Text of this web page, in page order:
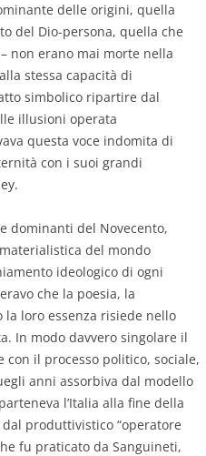
delle origini, quella
del Dio-persona, quella che
non erano mai morte nella
stessa capacità di
simbolico ripartire dal
illusioni operata
questa voce indomita di
con i suoi grandi
dominanti del Novecento,
del mondo
ideologico di ogni
che la poesia, la
loro essenza risiede nello
In modo davvero singolare il
il processo politico, sociale,
anni assorbiva dal modello
l’Italia alla fine della
produttivistico “operatore
fu praticato da Sanguineti,